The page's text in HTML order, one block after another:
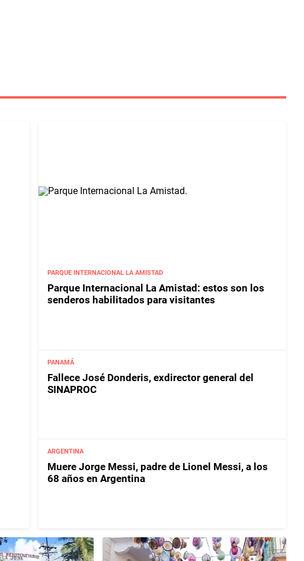
PARQUE INTERNACIONAL LA AMISTAD
Parque Internacional La Amistad: estos son los
senderos habilitados para visitantes
PANAMÁ
Fallece José Donderis, exdirector general del
SINAPROC
ARGENTINA
Muere Jorge Messi, padre de Lionel Messi, a los
68 años en Argentina